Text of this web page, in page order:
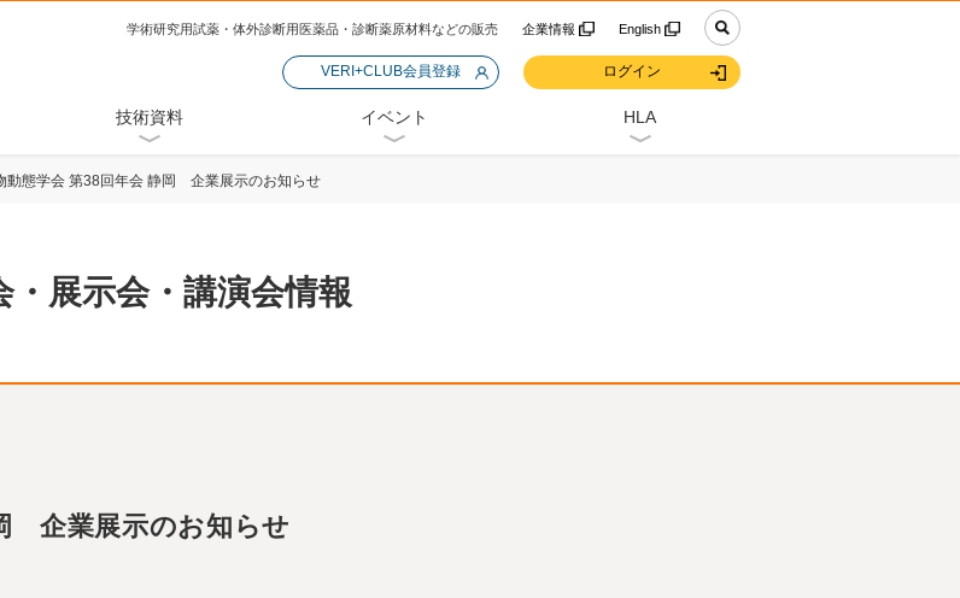
学術研究用試薬・体外診断用医薬品・診断薬原材料などの販売 企業情報 English
VERI+CLUB会員登録 ログイン
技術資料 イベント HLA
動態学会 第38回年会 静岡 企業展示のお知らせ
・展示会・講演会情報
企業展示のお知らせ